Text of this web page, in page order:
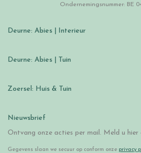
Ondernemingsnummer: BE
Deurne: Abies | Interieur
Deurne: Abies | Tuin
Zoersel: Huis & Tuin
Nieuwsbrief
Ontvang onze acties per mail. Meld u hier
Gegevens slaan we secuur op conform onze privacy